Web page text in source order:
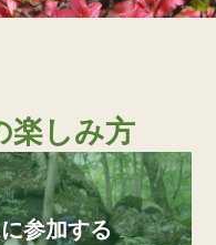
楽しみ方
参加する